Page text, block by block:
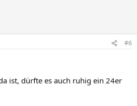
#6
ist, dürfte es auch ruhig ein 24er